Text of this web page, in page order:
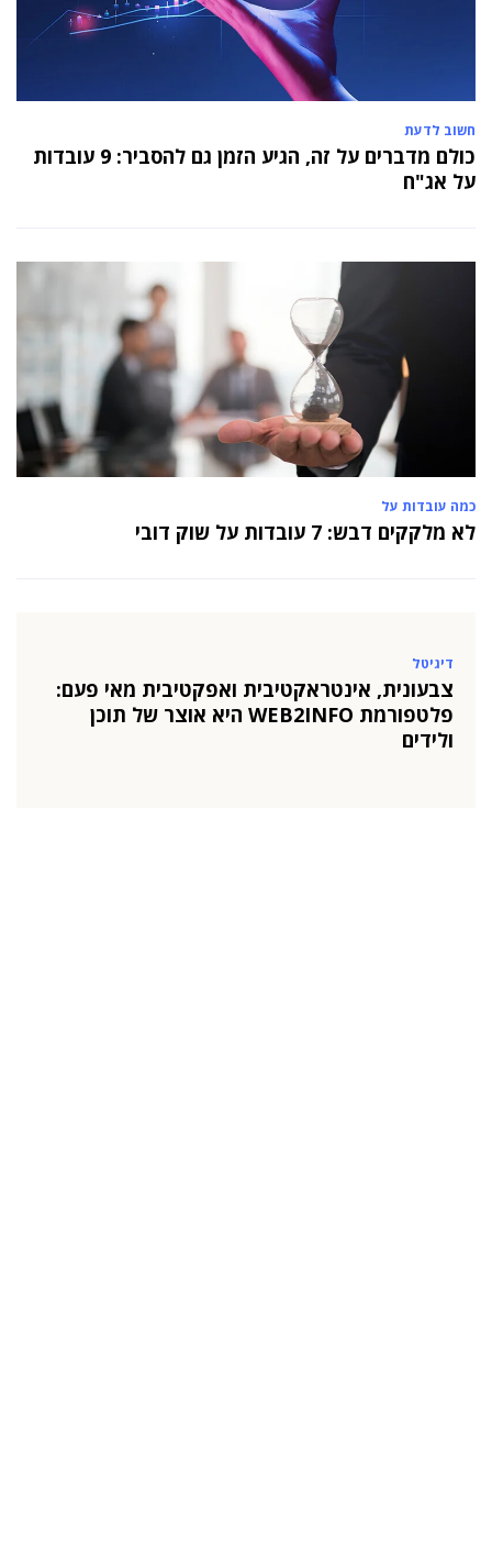
חשוב לדעת
כולם מדברים על זה, הגיע הזמן גם להסביר: 9 עובדות
על אג"ח
כמה עובדות על
לא מלקקים דבש: 7 עובדות על שוק דובי
דיגיטל
צבעונית, אינטראקטיבית ואפקטיבית מאי פעם:
פלטפורמת WEB2INFO היא אוצר של תוכן
ולידים